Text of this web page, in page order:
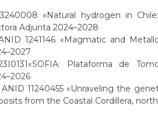
«Natural hydrogen in
Adjunta 2024–2028
1241146 «Magmatic and
Plataforma de
11240455 «Unraveling the
from the Coastal Cordillera,